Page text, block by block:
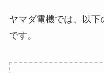
ヤマダ電機では、以
です。